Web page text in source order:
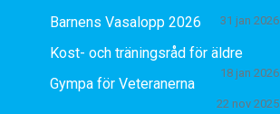
Barnens Vasalopp 2026 31 jan 2026
Kost- och träningsråd för äldre
18 jan 2026
Gympa för Veteranerna
22 nov 2025